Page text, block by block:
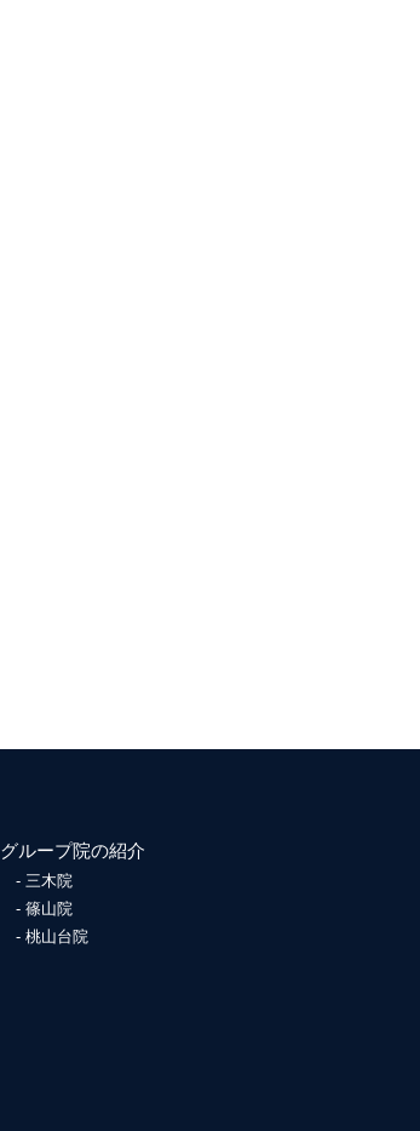
グループ院の紹介
三木院
篠山院
桃山台院